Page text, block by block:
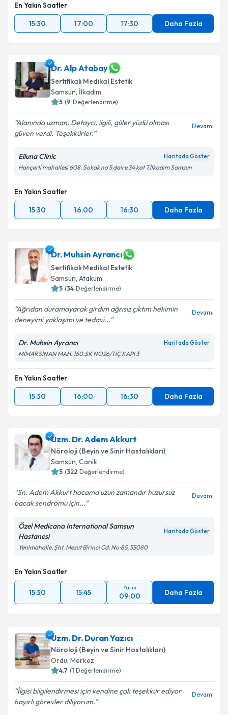
En Yakın Saatler
15:30
17:00 17:30 Daha Fazla
Dr. Alp Atabay
Sertifikalı Medikal Estetik
Samsun, İlkadım
5 (9 Değerlendirme)
Alanında uzman. Detaycı, ilgili, güler yüzlü olması
güven verdi. Teşekkürler.
Devamı
Elluna Clinic Haritada Göster
Hançerli mahallesi 608. Sokak no 5 daire 34 kat 7,İlkadım Samsun
En Yakın Saatler
15:30
16:00 16:30 Daha Fazla
Dr. Muhsin Ayrancı
Sertifikalı Medikal Estetik
Samsun, Atakum
5 (34 Değerlendirme)
Ağrıdan duramayarak girdim ağrısız çıktım hekimin
deneyimi yaklaşımı ve tedavi...
Devamı
Dr. Muhsin Ayrancı Haritada Göster
MİMARSİNAN MAH. 160.SK NO26/1 İÇ KAPI 3
En Yakın Saatler
15:30
16:00 16:30 Daha Fazla
Uzm. Dr. Adem Akkurt
Nöroloji (Beyin ve Sinir Hastalıkları)
Samsun, Canik
5 (322 Değerlendirme)
Sn. Adem Akkurt hocama uzun zamandır huzursuz
bacak sendromu için...
Devamı
Özel Medicana International Samsun
Hastanesi
Haritada Göster
Yenimahalle, Şht. Mesut Birinci Cd. No:85, 55080
En Yakın Saatler
15:30 15:45
Yarın
09:00 Daha Fazla
Uzm. Dr. Duran Yazıcı
Nöroloji (Beyin ve Sinir Hastalıkları)
Ordu, Merkez
4.7 (1 Değerlendirme)
İlgisi bilgilendirmesi için kendine çok teşekkür ediyor
hayırlı görevler diliyorum.
Devamı